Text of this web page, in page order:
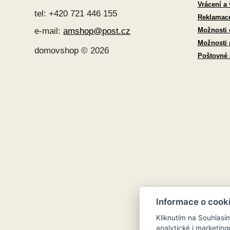
tel: +420 721 446 155
e-mail:amshop@post.cz
domovshop © 2026
Vrácení a
Možnosti
Možnosti
Poštovné
Informace o
Kliknutím na
analytické i